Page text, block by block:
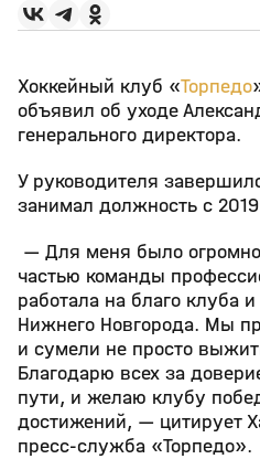
Хоккейный клуб «Торпедо
объявил об уходе
генерального директора.
У руководителя
занимал должность с
— Для меня было
частью команды
работала на благо клуба
Нижнего Новгорода. Мы
и сумели не просто
Благодарю всех за
пути, и желаю клубу
достижений, — цитирует
пресс‑служба «Торпедо».